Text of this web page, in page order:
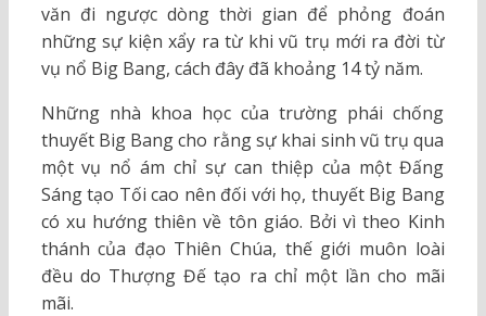
văn đi ngược dòng thời gian để phỏng đoán
những sự kiện xẩy ra từ khi vũ trụ mới ra đời từ
vụ nổ Big Bang, cách đây đã khoảng 14 tỷ năm.
Những nhà khoa học của trường phái chống
thuyết Big Bang cho rằng sự khai sinh vũ trụ qua
một vụ nổ ám chỉ sự can thiệp của một Đấng
Sáng tạo Tối cao nên đối với họ, thuyết Big Bang
có xu hướng thiên về tôn giáo. Bởi vì theo Kinh
thánh của đạo Thiên Chúa, thế giới muôn loài
đều do Thượng Đế tạo ra chỉ một lần cho mãi
mãi.